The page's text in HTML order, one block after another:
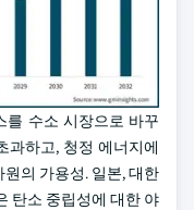
를 수소 시장으로 바꾸
과하고, 청정 에너지에
의 가용성. 일본, 대한
탄소 중립성에 대한 야